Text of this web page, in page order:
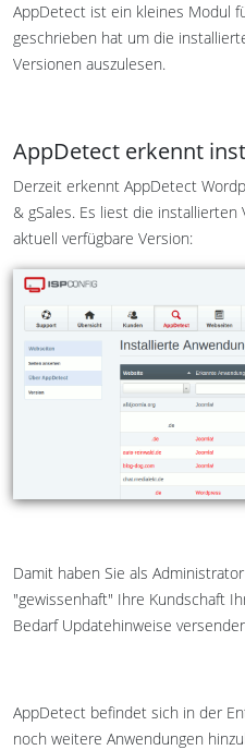
AppDetect ist ein kleines Modul
geschrieben hat um die
Versionen auszulesen.
AppDetect erkennt
Derzeit erkennt AppDetect
& gSales. Es liest die
aktuell verfügbare Version:
Damit haben Sie als
"gewissenhaft" Ihre Kundschaft
Bedarf Updatehinweise
AppDetect befindet sich in der
noch weitere Anwendungen